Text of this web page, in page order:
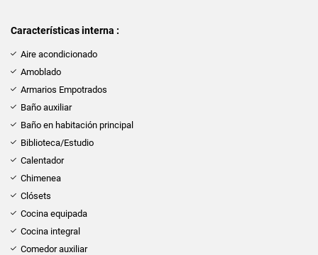
Características interna :
Aire acondicionado
Amoblado
Armarios Empotrados
Baño auxiliar
Baño en habitación principal
Biblioteca/Estudio
Calentador
Chimenea
Clósets
Cocina equipada
Cocina integral
Comedor auxiliar